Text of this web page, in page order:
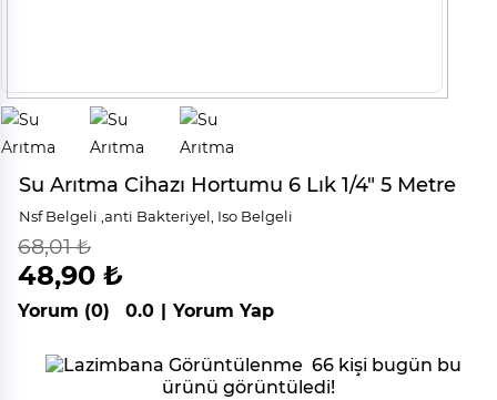
Su Arıtma Cihazı Hortumu 6 Lık 1/4" 5 Metre
Nsf Belgeli ,anti Bakteriyel, Iso Belgeli
%28
indirim
68,01 ₺
48,90 ₺
Yorum (0) 0.0 | Yorum Yap
66 kişi bugün bu
ürünü görüntüledi!